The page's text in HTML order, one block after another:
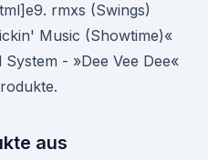
rmxs (Swings)
Music (Showtime)«
- »Dee Vee Dee«
aus